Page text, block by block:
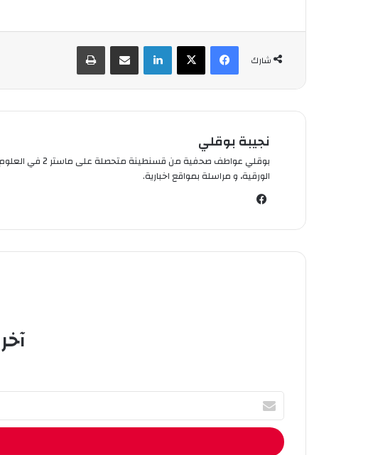
شارك
فيسبوك لينكدإن شارك عبر الإيميل
نجيبة بوقلي
الورقية، و مراسلة بمواقع اخبارية.
وك
أ
ب